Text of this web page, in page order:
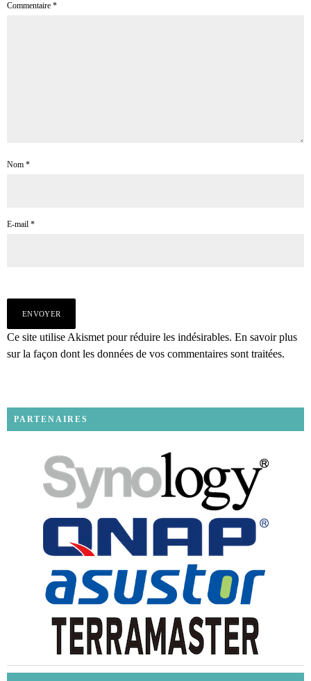
Commentaire *
Nom *
E-mail *
Ce site utilise Akismet pour réduire les indésirables. En savoir plus
sur la façon dont les données de vos commentaires sont traitées.
PARTENAIRES